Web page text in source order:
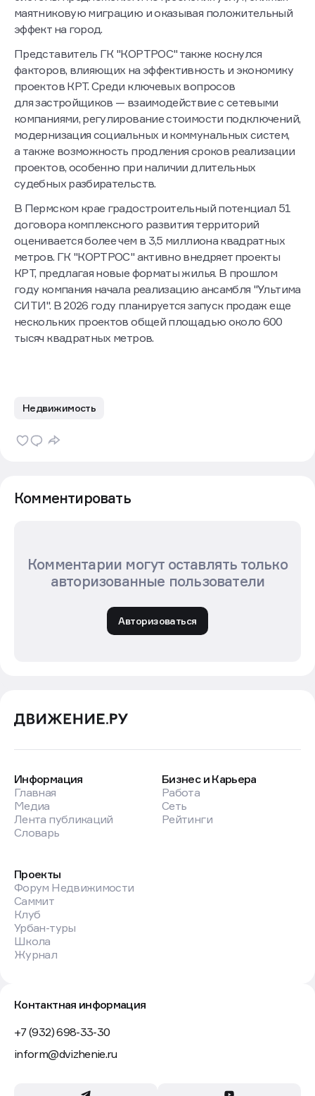
маятниковую миграцию и оказывая положительный
эффект на город.
Представитель ГК "КОРТРОС" также коснулся
факторов, влияющих на эффективность и экономику
проектов КРТ. Среди ключевых вопросов
для застройщиков — взаимодействие с сетевыми
компаниями, регулирование стоимости подключений,
модернизация социальных и коммунальных систем,
а также возможность продления сроков реализации
проектов, особенно при наличии длительных
судебных разбирательств.
В Пермском крае градостроительный потенциал 51
договора комплексного развития территорий
оценивается более чем в 3,5 миллиона квадратных
метров. ГК "КОРТРОС" активно внедряет проекты
КРТ, предлагая новые форматы жилья. В прошлом
году компания начала реализацию ансамбля "Ультима
СИТИ". В 2026 году планируется запуск продаж еще
нескольких проектов общей площадью около 600
тысяч квадратных метров.
Недвижимость
Комментировать
Комментарии могут оставлять только
авторизованные пользователи
Авторизоваться
Информация
Главная
Медиа
Лента публикаций
Словарь
Бизнес и Карьера
Работа
Сеть
Рейтинги
Проекты
Форум Недвижимости
Саммит
Клуб
Урбан-туры
Школа
Журнал
Контактная информация
+7 (932) 698-33-30
inform@dvizhenie.ru